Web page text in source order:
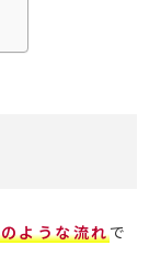
ような流れで